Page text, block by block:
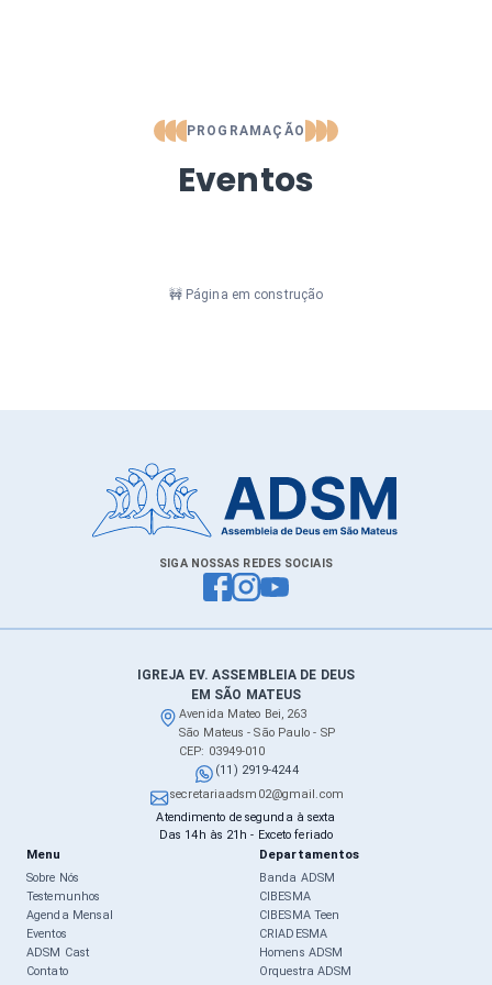
PROGRAMAÇÃO
Eventos
🚧 Página em construção
SIGA NOSSAS REDES SOCIAIS
IGREJA EV. ASSEMBLEIA DE DEUS
EM SÃO MATEUS
Avenida Mateo Bei, 263
São Mateus - São Paulo - SP
CEP: 03949-010
(11) 2919-4244
secretariaadsm02@gmail.com
Atendimento de segunda à sexta
Das 14h às 21h - Exceto feriado
Menu
Sobre Nós
Testemunhos
Agenda Mensal
Eventos
ADSM Cast
Contato
Departamentos
Banda ADSM
CIBESMA
CIBESMA Teen
CRIADESMA
Homens ADSM
Orquestra ADSM